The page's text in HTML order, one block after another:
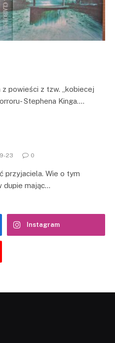
z powieści z tzw. „kobiecej
Stephena Kinga.…
23 0
przyjaciela. Wie o tym
dupie mając…
Instagram